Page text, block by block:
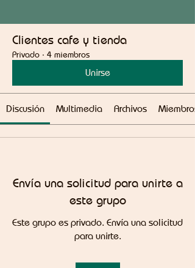
Clientes cafe y tienda
Privado · 4 miembros
Unirse
Discusión Multimedia Archivos Miembros
Envía una solicitud para unirte a
este grupo
Este grupo es privado. Envía una solicitud
para unirte.